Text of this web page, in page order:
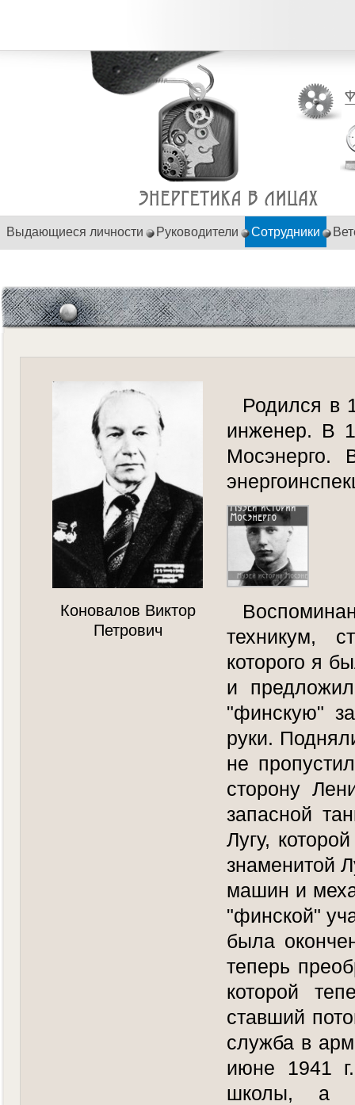
Выдающиеся личности Руководители Сотрудники
Коновалов Виктор
Петрович
Родился в
инженер. В
Мосэнерго.
техникум,
которого я
и
"финскую"
руки.
не
сторону
запасной
Лугу,
знаменитой
машин и
"финской"
была
теперь
которой
ставший
служба в
июне 1941
школы, а